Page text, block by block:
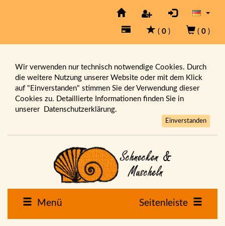
( 0 ) ( 0 )
Wir verwenden nur technisch notwendige Cookies. Durch
die weitere Nutzung unserer Website oder mit dem Klick
auf "Einverstanden" stimmen Sie der Verwendung dieser
Cookies zu. Detaillierte Informationen finden Sie in
unserer Datenschutzerklärung.
Einverstanden
Menü Seitenleiste